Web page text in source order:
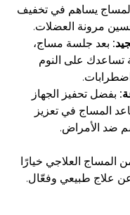
يساهم في تخفيف
مرونة العضلات.
بعد جلسة مساج،
تساعدك على النوم
بفضل تحفيز الجهاز
المساج في تعزيز
ضد الأمراض.
المساج العلاجي خيارًا
علاج طبيعي وفعّال.